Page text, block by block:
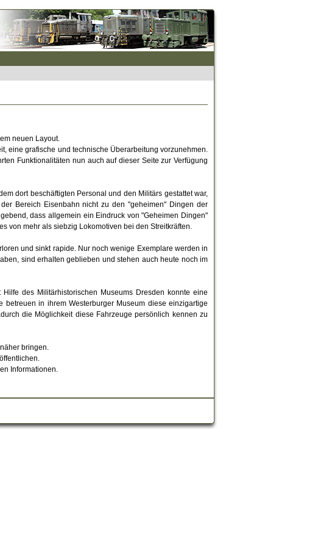
neuen Layout.
eine grafische und technische Überarbeitung vorzunehmen.
Funktionalitäten nun auch auf dieser Seite zur Verfügung
dort beschäftigten Personal und den Militärs gestattet war,
Bereich Eisenbahn nicht zu den "geheimen" Dingen der
dass allgemein ein Eindruck von "Geheimen Dingen"
von mehr als siebzig Lokomotiven bei den Streitkräften.
und sinkt rapide. Nur noch wenige Exemplare werden in
sind erhalten geblieben und stehen auch heute noch im
des Militärhistorischen Museums Dresden konnte eine
in ihrem Westerburger Museum diese einzigartige
die Möglichkeit diese Fahrzeuge persönlich kennen zu
bringen.
Informationen.